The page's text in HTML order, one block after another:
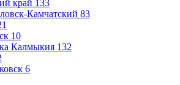
край 133
Камчатский 83
10
Калмыкия 132
6